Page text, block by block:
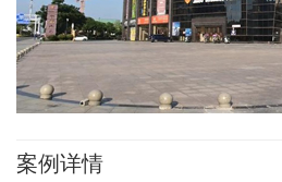
案例详情